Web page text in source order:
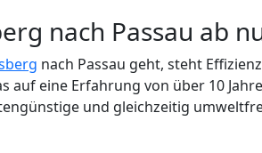
nach Passau ab
nach Passau geht, steht
auf eine Erfahrung von über 10
und gleichzeitig